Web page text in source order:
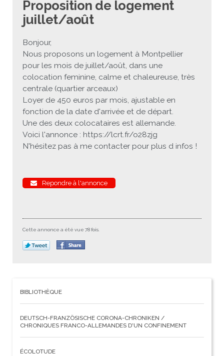
Niveaux de base
Perfectionnement
Cours thématiques
Atelier de chant
Formation professionnelle
Cours enfants / ados
Cours particuliers
Stages intensifs
Centre d’examens
Inscriptions et tarifs
Tandem linguistique
Infos profs d’allemand
Matériel pédagogique
Formation des enseignants
Infos pour les parents
Section Internationale Allemand
AbiBac
Cercle de lecture
Onleihe – Prêt en ligne
écolotude
Conseil de mobilité
Coaching individuel
Point info
Volontariat écologique
Opportunités
Petites annonces
Parcourir les annonces
Rédiger une annonce
Brieffreunde@correspondants
Classe@Klasse
Inscription pour les classes françaises
Inscription à notre newsletter
Notre équipe
Equipe de Montpellier
Equipe de Heidelberg
Jumelage Heidelberg / Montpellier
50 ans en 2016
Maison de Montpellier
Plan d’accès
Partenaires institutionnels
Coopérations culturelles et pédagogiques
Réseaux franco-allemands en LR
Réseau d’affaires
Liens utiles
Les Mystères de Heidelberg
99Ballons
Proposition de logement
juillet/août
Bonjour,
Nous proposons un logement à Montpellier
pour les mois de juillet/août, dans une
colocation feminine, calme et chaleureuse, très
centrale (quartier arceaux)
Loyer de 450 euros par mois, ajustable en
fonction de la date d'arrivée et de départ.
Une des deux colocataires est allemande.
Voici l'annonce : https://lcrt.fr/o28zjg
N'hésitez pas à me contacter pour plus d infos !
Repondre à l'annonce
Cette annonce a été vue 78 fois.
BIBLIOTHÈQUE
DEUTSCH-FRANZÖSISCHE CORONA-CHRONIKEN /
CHRONIQUES FRANCO-ALLEMANDES D'UN CONFINEMENT
ÉCOLOTUDE